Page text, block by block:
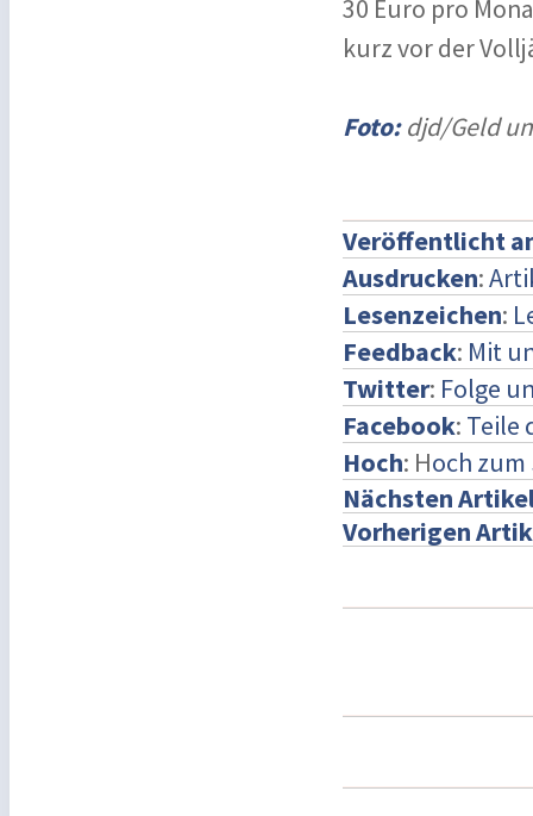
30 Euro pro
kurz vor der
Foto:djd/Geld
Veröffentlicht
Ausdrucken:
Lesenzeichen:
Feedback: Mit
Twitter: Folge
Facebook: Teile
Hoch: Hoch
Nächsten
Vorherigen